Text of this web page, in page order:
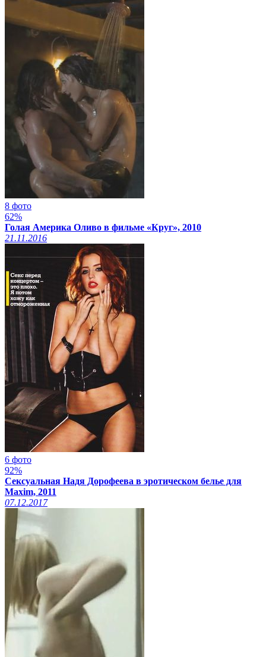
8 фото
62%
Голая Америка Оливо в фильме «Круг», 2010
21.11.2016
6 фото
92%
Сексуальная Надя Дорофеева в эротическом белье для
Maxim, 2011
07.12.2017